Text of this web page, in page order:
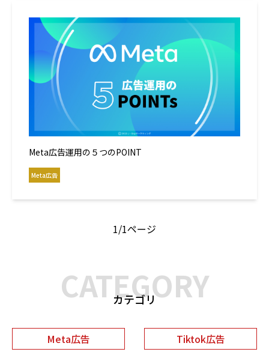
Meta広告運用の５つのPOINT
Meta広告
1/1ページ
CATEGORY
カテゴリ
Meta広告 Tiktok広告